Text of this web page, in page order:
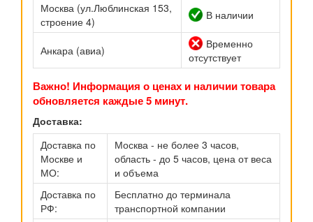
Москва (ул.Люблинская 153,
строение 4)
В наличии
Анкара (авиа)
Временно
отсутствует
Важно! Информация о ценах и наличии товара
обновляется каждые 5 минут.
Доставка:
Доставка по
Москве и
МО:
Москва - не более 3 часов,
область - до 5 часов, цена от веса
и объема
Доставка по
РФ:
Бесплатно до терминала
транспортной компании